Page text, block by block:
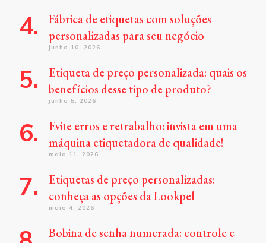
Fábrica de etiquetas com soluções
personalizadas para seu negócio
junho 10, 2026
Etiqueta de preço personalizada: quais os
benefícios desse tipo de produto?
junho 5, 2026
Evite erros e retrabalho: invista em uma
máquina etiquetadora de qualidade!
maio 11, 2026
Etiquetas de preço personalizadas:
conheça as opções da Lookpel
maio 4, 2026
Bobina de senha numerada: controle e